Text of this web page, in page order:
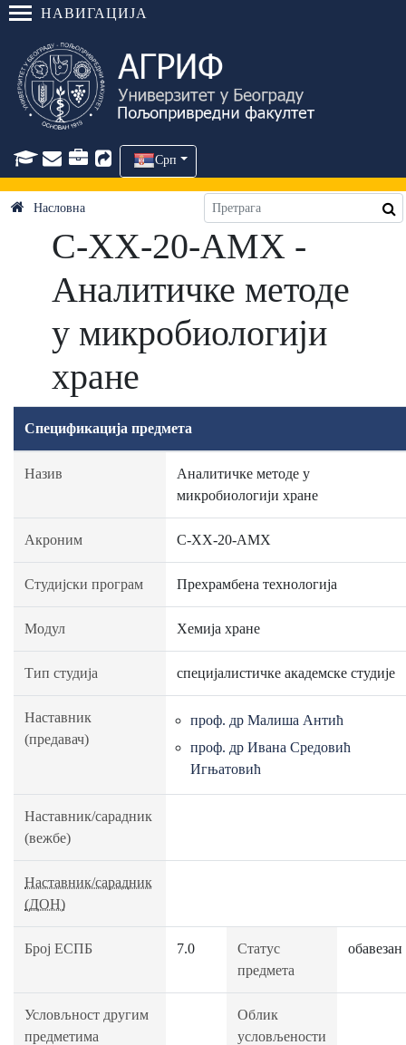
НАВИГАЦИЈА
Срп
Насловна
C-ХХ-20-АМХ -
Аналитичке методе
у микробиологији
хране
Спецификација предмета
Назив
Аналитичке методе у
микробиологији хране
Акроним C-ХХ-20-АМХ
Студијски програм Прехрамбена технологија
Модул Хемија хране
Тип студија специјалистичке академске студије
Наставник
(предавач)
проф. др Малиша Антић
проф. др Ивана Средовић
Игњатовић
Наставник/сарадник
(вежбе)
Наставник/сарадник
(ДОН)
Број ЕСПБ 7.0
Статус
предмета
обавезан
Условљност другим
предметима
Облик
условљености